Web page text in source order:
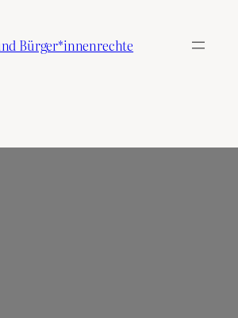
Bürger*innenrechte